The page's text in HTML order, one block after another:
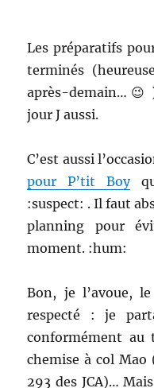
Les préparatifs
terminés
après-demain… 😉
jour J aussi.
C’est aussi
pour P’tit Boy
:suspect: . Il faut
planning pour
moment. :hum:
Bon, je l’avoue,
respecté : je
conformément au
chemise à col
293 des JCA)…